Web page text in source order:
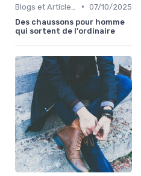
• 07/10/2025
Des chaussons pour homme
qui sortent de l'ordinaire